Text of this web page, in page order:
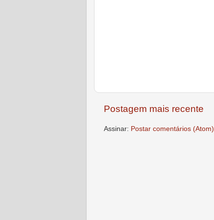
Postagem mais recente
Assinar: Postar comentários (Atom)